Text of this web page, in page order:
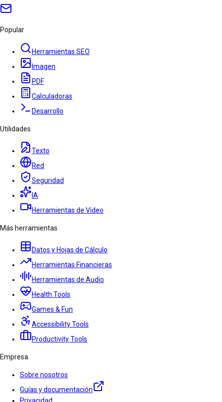
Popular
Herramientas SEO
Imagen
PDF
Calculadoras
Desarrollo
Utilidades
Texto
Red
Seguridad
IA
Herramientas de Video
Más herramientas
Datos y Hojas de Cálculo
Herramientas Financieras
Herramientas de Audio
Health Tools
Games & Fun
Accessibility Tools
Productivity Tools
Empresa
Sobre nosotros
Guías y documentación